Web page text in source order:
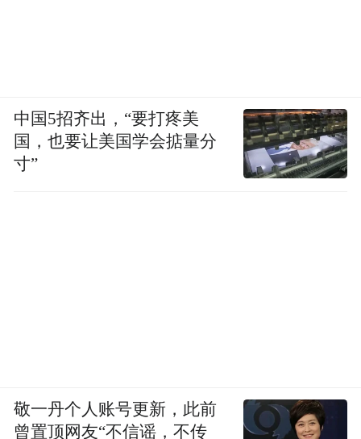
中国5招齐出，“要打疼美
国，也要让美国学会掂量分
寸”
敬一丹个人账号更新，此前
曾置顶网友“不信谣，不传